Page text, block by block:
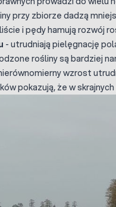
przy zbiorze dadzą
i pędy hamują rozwój
- utrudniają pielęgnację
rośliny są bardziej
wzrost
pokazują, że w